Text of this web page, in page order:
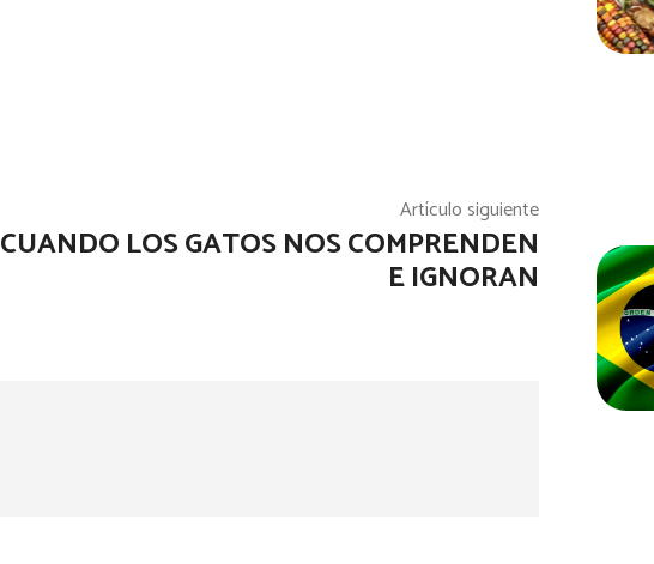
Artículo siguiente
CUANDO LOS GATOS NOS COMPRENDEN
E IGNORAN